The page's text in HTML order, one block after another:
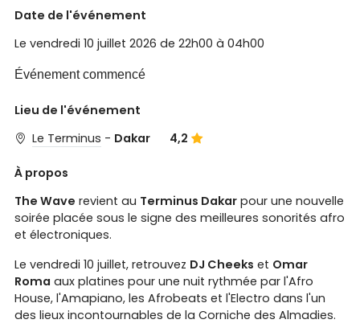
Date de l'événement
Le vendredi 10 juillet 2026 de 22h00 à 04h00
Événement commencé
Lieu de l'événement
Le Terminus - Dakar 4,2
À propos
The Wave revient au Terminus Dakar pour une nouvelle
soirée placée sous le signe des meilleures sonorités afro
et électroniques.
Le vendredi 10 juillet, retrouvez DJ Cheeks et Omar
Roma aux platines pour une nuit rythmée par l'Afro
House, l'Amapiano, les Afrobeats et l'Electro dans l'un
des lieux incontournables de la Corniche des Almadies.